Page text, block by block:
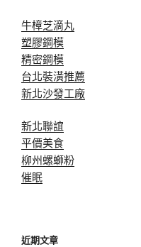
牛樟芝滴丸
塑膠鋼模
精密鋼模
台北裝潢推薦
新北沙發工廠
新北聯誼
平價美食
柳州螺螄粉
催眠
近期文章